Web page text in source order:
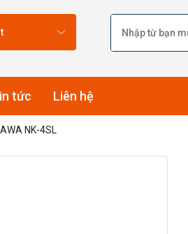
tức Liên hệ
NK-4SL